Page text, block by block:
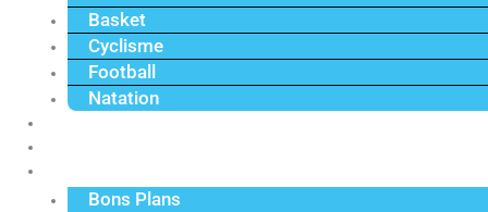
Basket
Cyclisme
Football
Natation
Bons Plans